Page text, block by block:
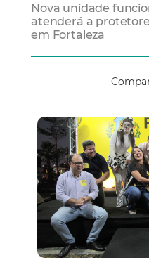
Nova unidade
atenderá a
em Fortaleza